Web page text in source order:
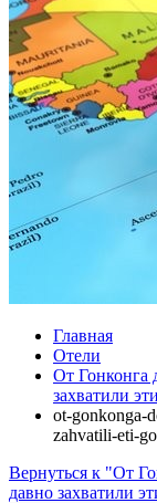
Главная
Отели
От Гонконга
захватили
ot-gonkonga-
zahvatili-eti-
Вернуться к "От
давно захватили